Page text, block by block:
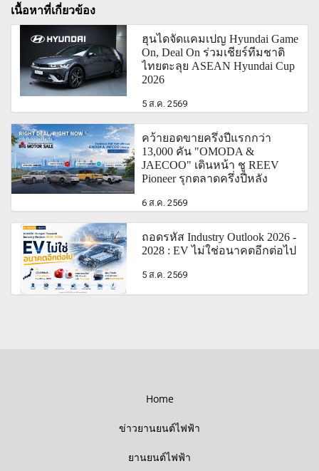
เนื้อหาที่เกี่ยวข้อง
ฮุนไดจัดแคมเปญ Hyundai Game
On, Deal On ร่วมเชียร์ทีมชาติ
ไทยตะลุย ASEAN Hyundai Cup
2026
5 ส.ค. 2569
คว้ายอดขายครึ่งปีแรกกว่า
13,000 คัน "OMODA &
JAECOO" เดินหน้า ชู REEV
Pioneer รุกตลาดครึ่งปีหลัง
6 ส.ค. 2569
ถอดรหัส Industry Outlook 2026 -
2028 : EV ไม่ใช่อนาคตอีกต่อไป
5 ส.ค. 2569
Home
ข่าวยานยนต์ไฟฟ้า
ยานยนต์ไฟฟ้า